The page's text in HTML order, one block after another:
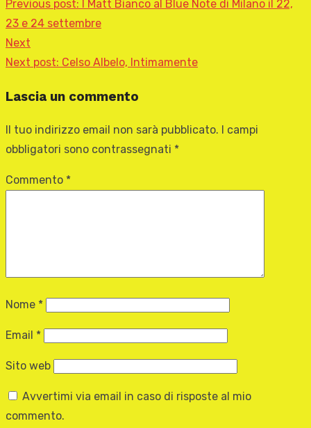
Previous post: I Matt Bianco al Blue Note di Milano il 22,
23 e 24 settembre
Next
Next post: Celso Albelo, Intimamente
Lascia un commento
Il tuo indirizzo email non sarà pubblicato.
I campi
obbligatori sono contrassegnati *
Commento *
Nome *
Email *
Sito web
Avvertimi via email in caso di risposte al mio
commento.